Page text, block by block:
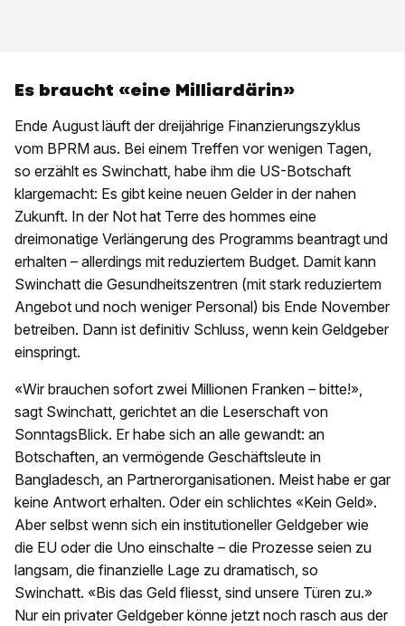
Es braucht «eine Milliardärin»
Ende August läuft der dreijährige Finanzierungszyklus
vom BPRM aus. Bei einem Treffen vor wenigen Tagen,
so erzählt es Swinchatt, habe ihm die US-Botschaft
klargemacht: Es gibt keine neuen Gelder in der nahen
Zukunft. In der Not hat Terre des hommes eine
dreimonatige Verlängerung des Programms beantragt und
erhalten – allerdings mit reduziertem Budget. Damit kann
Swinchatt die Gesundheitszentren (mit stark reduziertem
Angebot und noch weniger Personal) bis Ende November
betreiben. Dann ist definitiv Schluss, wenn kein Geldgeber
einspringt.
«Wir brauchen sofort zwei Millionen Franken – bitte!»,
sagt Swinchatt, gerichtet an die Leserschaft von
SonntagsBlick. Er habe sich an alle gewandt: an
Botschaften, an vermögende Geschäftsleute in
Bangladesch, an Partnerorganisationen. Meist habe er gar
keine Antwort erhalten. Oder ein schlichtes «Kein Geld».
Aber selbst wenn sich ein institutioneller Geldgeber wie
die EU oder die Uno einschalte – die Prozesse seien zu
langsam, die finanzielle Lage zu dramatisch, so
Swinchatt. «Bis das Geld fliesst, sind unsere Türen zu.»
Nur ein privater Geldgeber könne jetzt noch rasch aus der